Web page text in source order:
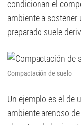
condicionan el
ambiente a sostener
preparado suele
Compactación de suelo
Un ejemplo es el de
ambiente arenoso